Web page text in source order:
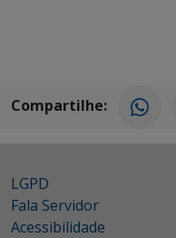
Compartilhe:
LGPD
Fala Servidor
Acessibilidade